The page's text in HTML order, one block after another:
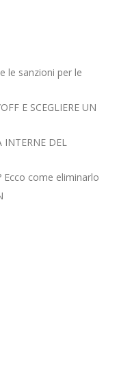
le sanzioni per le
E SCEGLIERE UN
INTERNE DEL
come eliminarlo